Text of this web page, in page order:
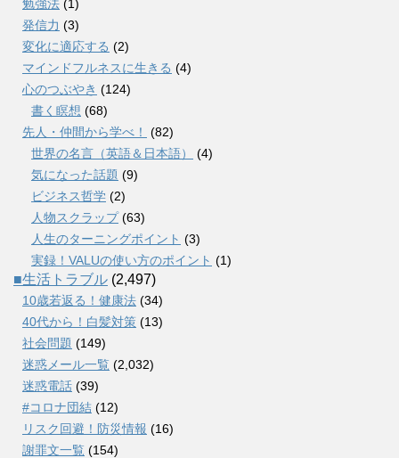
勉強法 (1)
発信力 (3)
変化に適応する (2)
マインドフルネスに生きる (4)
心のつぶやき (124)
書く瞑想 (68)
先人・仲間から学べ！
(82)
世界の名言（英語＆日本語）
(4)
気になった話題 (9)
ビジネス哲学 (2)
人物スクラップ(63)
人生のターニングポイント (3)
実録！VALUの使い方のポイント (1)
■生活トラブル (2,497)
10歳若返る！健康法 (34)
40代から！白髪対策 (13)
社会問題 (149)
迷惑メール一覧 (2,032)
迷惑電話 (39)
#コロナ団結 (12)
リスク回避！防災情報 (16)
謝罪文一覧 (154)